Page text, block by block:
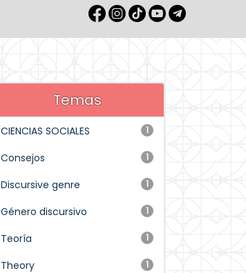
Temas
1
CIENCIAS SOCIALES
1
Consejos
1
Discursive genre
1
Género discursivo
1
Teoría
1
Theory